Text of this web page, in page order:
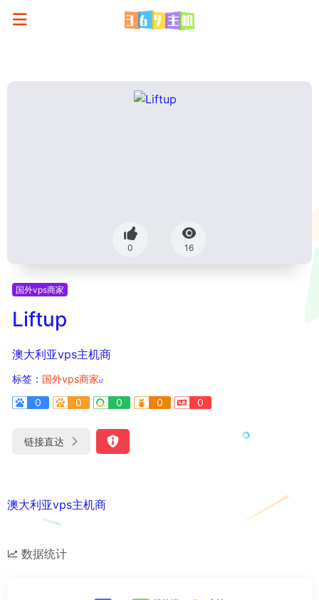
0 16
国外vps商家
Liftup
澳大利亚vps主机商
标签： 国外vps商家
0
0 0 0 0
链接直达
澳大利亚vps主机商
数据统计